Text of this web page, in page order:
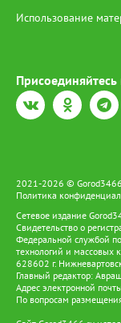
Использование
2021-2026 ©
Политика
Сетевое издание
Свидетельство о
Федеральной службой
технологий и
628602 г.
Главный редактор:
Адрес электронной
По вопросам